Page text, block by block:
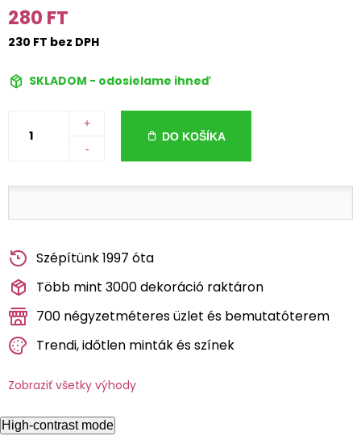
280 FT
230 FT bez DPH
SKLADOM - odosielame ihneď
+
-
DO KOŠÍKA
Szépítünk 1997 óta
Több mint 3000 dekoráció raktáron
700 négyzetméteres üzlet és bemutatóterem
Trendi, időtlen minták és színek
Zobraziť všetky výhody
High-contrast mode